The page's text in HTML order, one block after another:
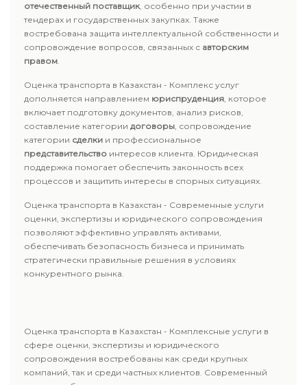
отечественный поставщик, особенно при участии в
тендерах и государственных закупках. Также
востребована защита интеллектуальной собственности и
сопровождение вопросов, связанных с авторским
правом.
Оценка транспорта в Казахстан - Комплекс услуг
дополняется направлением юриспруденция, которое
включает подготовку документов, анализ рисков,
составление категории договоры, сопровождение
категории сделки и профессиональное
представительство интересов клиента. Юридическая
поддержка помогает обеспечить законность всех
процессов и защитить интересы в спорных ситуациях.
Оценка транспорта в Казахстан - Современные услуги
оценки, экспертизы и юридического сопровождения
позволяют эффективно управлять активами,
обеспечивать безопасность бизнеса и принимать
стратегически правильные решения в условиях
конкурентного рынка.
Оценка транспорта в Казахстан - Комплексные услуги в
сфере оценки, экспертизы и юридического
сопровождения востребованы как среди крупных
компаний, так и среди частных клиентов. Современный